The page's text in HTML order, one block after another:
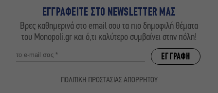
ΕΓΓΡΑΦΕΙΤΕ ΣΤΟ NEWSLETTER ΜΑΣ
Βρες καθημερινά στο email σου τα πιο δημοφιλή θέματα
του Monopoli.gr και ό,τι καλύτερο συμβαίνει στην πόλη!
ΠΟΛΙΤΙΚΗ ΠΡΟΣΤΑΣΙΑΣ ΑΠΟΡΡΗΤΟΥ